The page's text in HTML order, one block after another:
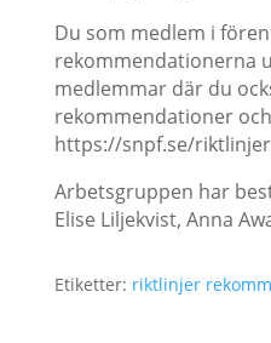
Du som medlem i
rekommendationerna
medlemmar där du
rekommendationer
https://snpf.se/
Arbetsgruppen har
Elise Liljekvist, Anna
Etiketter: riktlinjer